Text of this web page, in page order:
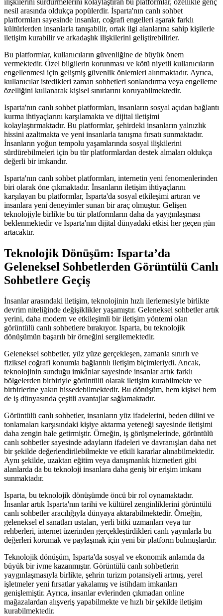
nesil arasında oldukça popülerdir. İsparta'nın canlı sohbet
platformları sayesinde insanlar, coğrafi engelleri aşarak farklı
kültürlerden insanlarla tanışabilir, ortak ilgi alanlarına sahip kişilerle
iletişim kurabilir ve arkadaşlık ilişkilerini geliştirebilirler.
Bu platformlar, kullanıcıların güvenliğine de büyük önem
vermektedir. Özel bilgilerin korunması ve kötü niyetli kullanıcıların
engellenmesi için gelişmiş güvenlik önlemleri alınmaktadır. Ayrıca,
kullanıcılar istedikleri zaman sohbetleri sonlandırma veya engelleme
özelliğini kullanarak kişisel sınırlarını koruyabilmektedir.
Isparta'nın canlı sohbet platformları, insanların sosyal açıdan bağlantı
kurma ihtiyaçlarını karşılamakta ve dijital iletişimi
kolaylaştırmaktadır. Bu platformlar, şehirdeki insanların yalnızlık
hissini azaltmakta ve yeni insanlarla tanışma fırsatı sunmaktadır.
İnsanların yoğun tempolu yaşamlarında sosyal ilişkilerini
sürdürebilmeleri için bu tür platformlardan destek almaları oldukça
değerli bir imkandır.
Isparta'nın canlı sohbet platformları, internetin yeni fenomenlerinden
biri olarak öne çıkmaktadır. İnsanların iletişim ihtiyaçlarını
karşılayan bu platformlar, Isparta'da sosyal etkileşimi artıran ve
insanlara yeni deneyimler sunan bir araç olmuştur. Gelişen
teknolojiyle birlikte bu tür platformların daha da yaygınlaşması
beklenmektedir ve Isparta'nın dijital dünyadaki etkisi her geçen gün
artacaktır.
Teknolojik Dönüşüm: Isparta’da
Geleneksel Sohbetlerden Görüntülü Canlı
Sohbetlere Geçiş
İnsanlar arasındaki iletişim, teknolojinin hızlı ilerlemesiyle birlikte
devrim niteliğinde değişiklikler yaşamıştır. Geleneksel sohbetler artık
yerini, daha modern ve etkileşimli bir iletişim yöntemi olan
görüntülü canlı sohbetlere bırakıyor. Isparta, bu teknolojik
dönüşümün başarılı bir örneğini sergilemektedir.
Geleneksel sohbetler, yüz yüze gerçekleşen, zamanla sınırlı ve
fiziksel coğrafi konumla bağlantılı iletişim biçimleriydi. Ancak,
teknolojinin sunduğu imkânlar sayesinde insanlar artık farklı
bölgelerden birbiriyle görüntülü olarak iletişim kurabilmekte ve
birbirlerine yakın hissedebilmektedir. Bu dönüşüm, hem kişisel hem
de iş dünyasında çeşitli avantajlar sağlamaktadır.
Görüntülü canlı sohbetler, insanların yüz ifadelerini, beden dilini ve
tonlamaları karşısındaki kişiye aktarma yeteneği sayesinde iletişimi
daha zengin hale getirmiştir. Örneğin, iş görüşmelerinde, görüntülü
canlı sohbetler sayesinde adayların ifadeleri ve davranışları daha net
bir şekilde değerlendirilebilmekte ve etkili kararlar alınabilmektedir.
Aynı şekilde, uzaktan eğitim veya danışmanlık hizmetleri gibi
alanlarda da bu teknoloji insanlara daha geniş bir erişim imkanı
sunmaktadır.
Isparta, bu teknolojik dönüşümde öncü bir rol oynamaktadır.
İnsanlar artık Isparta'nın tarihi ve kültürel zenginliklerini görüntülü
canlı sohbetler aracılığıyla dünyaya aktarabilmektedir. Örneğin,
geleneksel el sanatları ustaları, yerli bitki uzmanları veya tur
rehberleri, internet üzerinden gerçekleştirdikleri canlı yayınlarla bu
değerleri korumak ve paylaşmak için yeni bir platform bulmuşlardır.
Teknolojik dönüşüm, Isparta'da sosyal ve ekonomik anlamda da
büyük bir ivme kazanmıştır. Görüntülü canlı sohbetlerin
yaygınlaşmasıyla birlikte, şehrin turizm potansiyeli artmış, yerel
işletmeler yeni fırsatlar yakalamış ve istihdam imkanları
genişlemiştir. Ayrıca, insanlar evlerinden çıkmadan online
mağazalardan alışveriş yapabilmekte ve hızlı bir şekilde iletişim
kurabilmektedir.